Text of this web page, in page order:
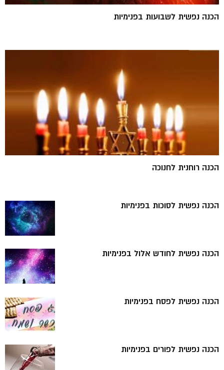
הכנה נפשית לשבועות בפנימיות
הכנה רוחנית לחנוכה
הכנה נפשית לסוכות בפנימיות
הכנה נפשית לחודש אלול בפנימיות
הכנה נפשית לפסח בפנימיות
הכנה נפשית לפורים בפנימיות